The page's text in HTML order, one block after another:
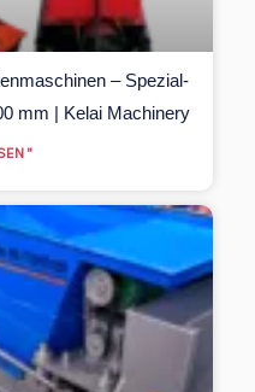
– Spezial-
mm | Kelai Machinery
"